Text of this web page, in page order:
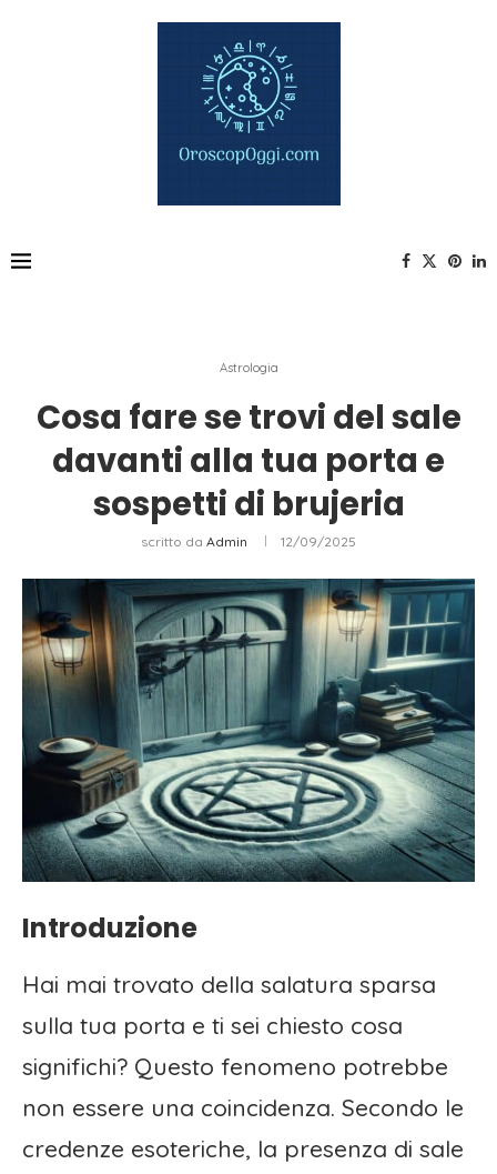
Astrologia
Cosa fare se trovi del sale
davanti alla tua porta e
sospetti di brujeria
scritto da Admin 12/09/2025
Introduzione
Hai mai trovato della salatura sparsa
sulla tua porta e ti sei chiesto cosa
significhi? Questo fenomeno potrebbe
non essere una coincidenza. Secondo le
credenze esoteriche, la presenza di sale